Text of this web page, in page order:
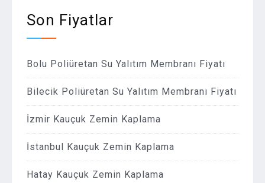
Son Fiyatlar
Bolu Poliüretan Su Yalıtım Membranı Fiyatı
Bilecik Poliüretan Su Yalıtım Membranı Fiyatı
İzmir Kauçuk Zemin Kaplama
İstanbul Kauçuk Zemin Kaplama
Hatay Kauçuk Zemin Kaplama